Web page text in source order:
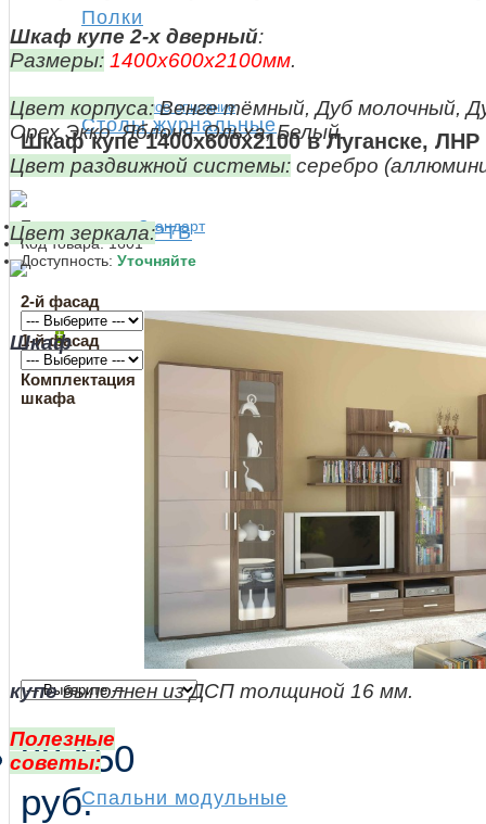
Полки
Столы журнальные
Тумбы РТВ
+
Спальня
Спальни
Спальни модульные
Шкаф купе 2-х дверный:
Размеры: 1400х600х2100мм.
Цвет корпуса:Венге тёмный, Дуб молочный,
Орех Экко, Яблоня, Ольха, Белый.
Цвет раздвижной системы: серебро
Цвет зеркала:
Шкаф
купевыполнен из ДСП толщиной 16 мм.
Полезные
советы:
Показать/скрыть полное описание
Шкаф купе 1400х600х2100 в Луганске, ЛНР
Производитель:Стандарт
Код товара:1601
Доступность: Уточняйте
2-й фасад
1-й фасад
Комплектация
шкафа
33 150
руб.